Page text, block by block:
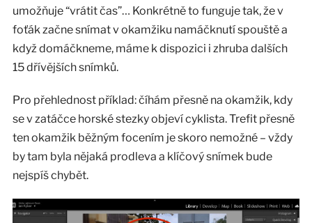
umožňuje “vrátit čas”… Konkrétně to funguje tak, že v
foťák začne snímat v okamžiku namáčknutí spouště a
když domáčkneme, máme k dispozici i zhruba dalších
15 dřívějších snímků.
Pro přehlednost příklad: číhám přesně na okamžik, kdy
se v zatáčce horské stezky objeví cyklista. Trefit přesně
ten okamžik běžným focením je skoro nemožné – vždy
by tam byla nějaká prodleva a klíčový snímek bude
nejspíš chybět.